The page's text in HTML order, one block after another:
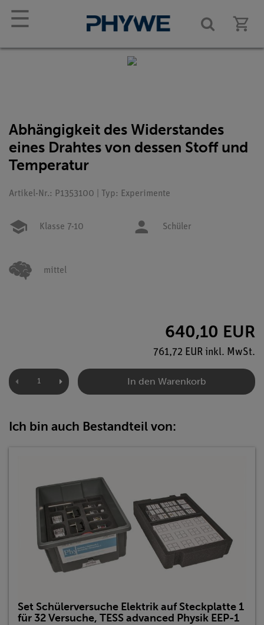
☰
Abhängigkeit des Widerstandes
eines Drahtes von dessen Stoff und
Temperatur
Artikel-Nr.: P1353100 | Typ: Experimente
Klasse 7-10 Schüler
mittel
640,10 EUR
761,72 EUR inkl. MwSt.
In den Warenkorb
Ich bin auch Bestandteil von:
Set Schülerversuche Elektrik auf Steckplatte 1
für 32 Versuche, TESS advanced Physik EEP-1